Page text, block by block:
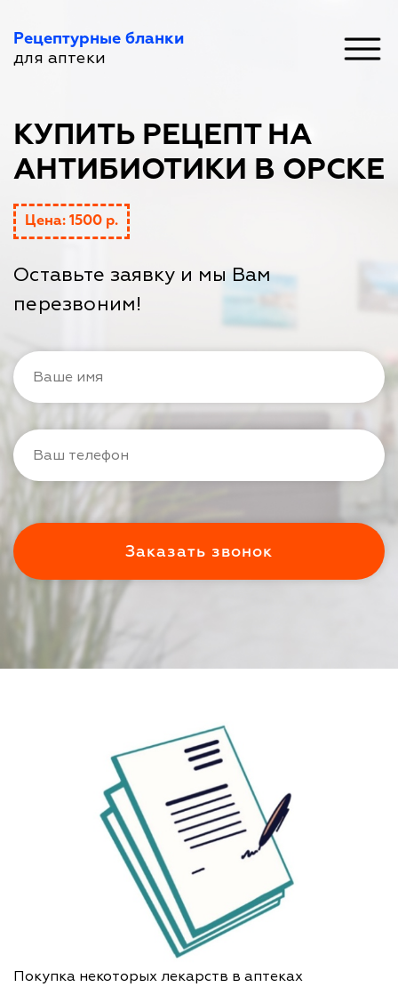
Рецептурные бланки
для аптеки
КУПИТЬ РЕЦЕПТ НА
АНТИБИОТИКИ В ОРСКЕ
Цена: 1500 р.
Оставьте заявку и мы Вам
перезвоним!
Покупка некоторых лекарств в аптеках